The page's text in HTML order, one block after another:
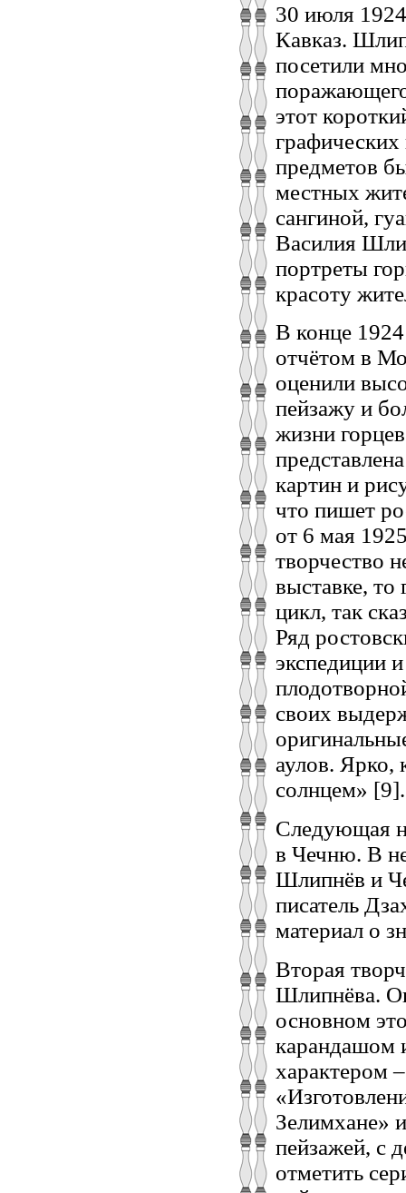
30 июля
Кавказ.
посетили
этот
графических
предметов
местных
сангиной,
Василия
портреты
красоту
В конце 1924
отчётом в
оценили
пейзажу и
жизни
картин и
что пишет
от 6 мая
творчество
выставке, то
цикл, так
Ряд
экспедиции
своих
аулов. Ярко,
солнцем» [9].
Следующая
в Чечню. В
Шлипнёв и
писатель
материал о
Вторая
Шлипнёва.
основном
карандашом
характером
Зелимхане»
пейзажей, с
отметить